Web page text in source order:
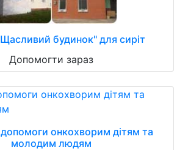
будинок" для сиріт
Допомогти зараз
онкохворим дітям та
молодим людям